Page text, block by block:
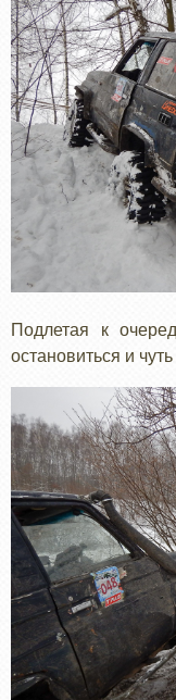
Подлетая к
остановиться и